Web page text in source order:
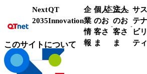
本文へ
Next
2035
QT
Innovation
企
業
情
報
個人
のお
客さ
ま
法人
のお
客さ
ま
サス
テナ
ビリ
ティ
このサイトについて